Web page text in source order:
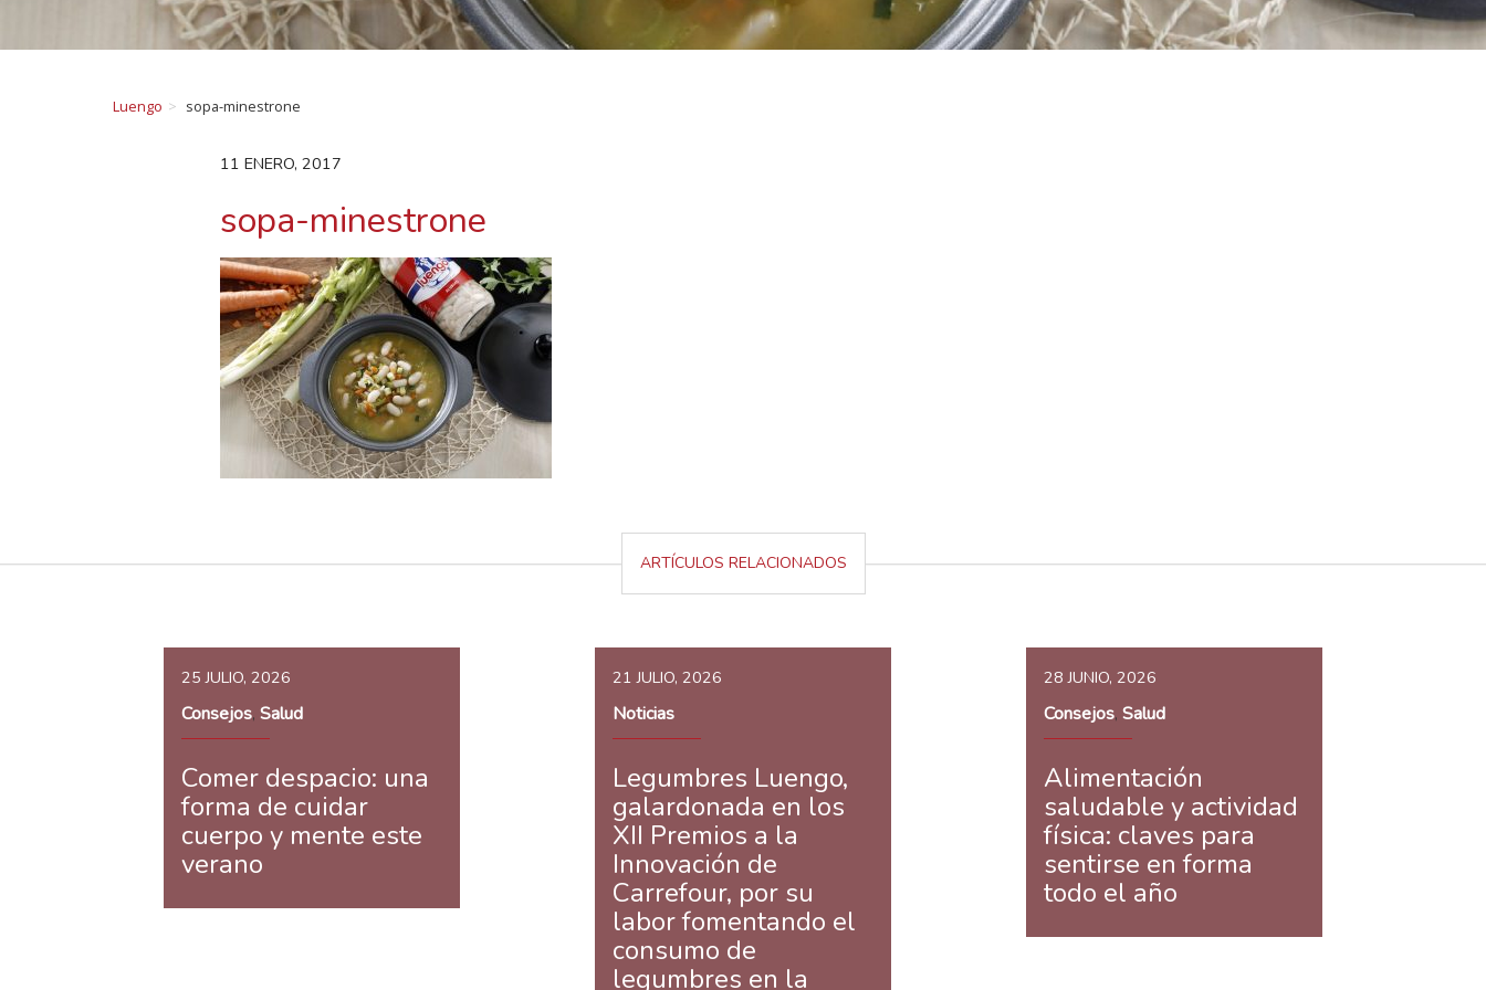
Luengo sopa-minestrone
11 ENERO, 2017
sopa-minestrone
ARTÍCULOS RELACIONADOS
25 JULIO, 2026
Consejos, Salud
Comer despacio: una
forma de cuidar
cuerpo y mente este
verano
21 JULIO, 2026
Noticias
Legumbres Luengo,
galardonada en los
XII Premios a la
Innovación de
Carrefour, por su
labor fomentando el
consumo de
legumbres en la
28 JUNIO, 2026
Consejos, Salud
Alimentación
saludable y actividad
física: claves para
sentirse en forma
todo el año